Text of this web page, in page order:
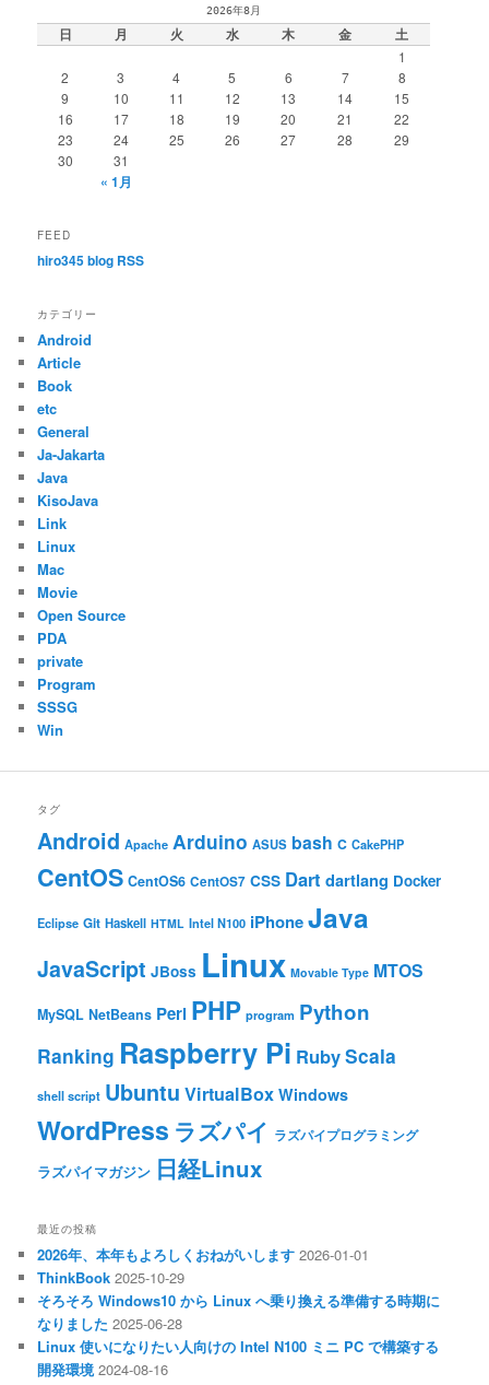
ゲ
ー
2026年8月
日 月 火 水 木 金 土
1
2
3 4 5 6 7
8
9
10 11 12 13 14
15
16
17 18 19 20 21
22
23
24 25 26 27 28
29
30
31
« 1月
FEED
hiro345 blog RSS
カテゴリー
Android
Article
Book
etc
General
Ja-Jakarta
Java
KisoJava
Link
Linux
Mac
Movie
Open Source
PDA
private
Program
SSSG
Win
タグ
Android Apache Arduino ASUS bash C CakePHP
CentOS CentOS6 CentOS7 CSS Dart dartlang Docker
Eclipse Git Haskell HTML Intel N100 iPhoneJava
JavaScript JBoss Linux Movable Type MTOS
MySQL NetBeans Perl PHP program Python
Ranking Raspberry Pi RubyScala
shell script Ubuntu VirtualBox Windows
WordPress ラズパイ ラズパイプログラミング
ラズパイマガジン 日経Linux
最近の投稿
2026年、本年もよろしくおねがいします 2026-01-01
ThinkBook 2025-10-29
そろそろ Windows10 から Linux へ乗り換える準備する時期に
なりました 2025-06-28
Linux 使いになりたい人向けの Intel N100 ミニ PC で構築する
開発環境 2024-08-16